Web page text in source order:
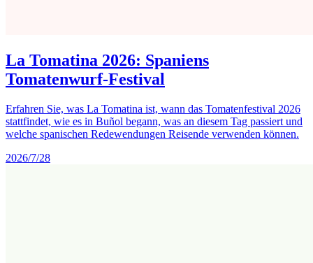
La Tomatina 2026: Spaniens
Tomatenwurf-Festival
Erfahren Sie, was La Tomatina ist, wann das Tomatenfestival 2026
stattfindet, wie es in Buñol begann, was an diesem Tag passiert und
welche spanischen Redewendungen Reisende verwenden können.
2026/7/28